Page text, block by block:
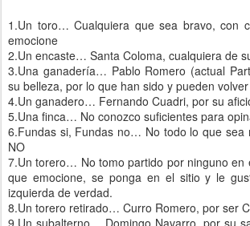
1.Un toro… Cualquiera que sea bravo, con
emocione
2.Un encaste… Santa Coloma, cualquiera de
3.Una ganadería… Pablo Romero (actual
su belleza, por lo que han sido y pueden
4.Un ganadero… Fernando Cuadri, por su
5.Una finca… No conozco suficientes para
6.Fundas si, Fundas no… No todo lo que sea
NO
7.Un torero… No tomo partido por ninguno en
que emocione, se ponga en el sitio y le
izquierda de verdad.
8.Un torero retirado… Curro Romero, por ser
9.Un subalterno… Domingo Navarro, por su